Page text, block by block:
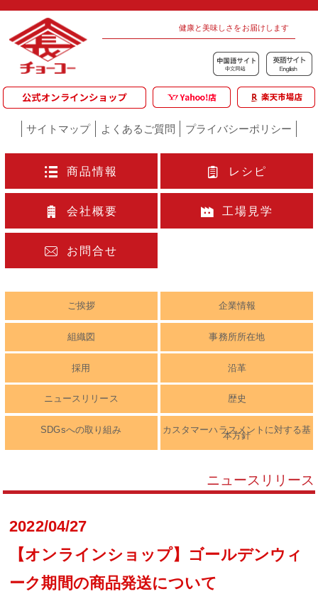
健康と美味しさをお届けします
サイトマップ よくあるご質問 プライバシーポリシー
商品情報 レシピ
会社概要 工場見学
お問合せ
ご挨拶 企業情報
組織図 事務所所在地
採用 沿革
ニュースリリース 歴史
SDGsへの取り組み カスタマーハラスメントに対する基
本方針
ニュースリリース
2022/04/27
【オンラインショップ】ゴールデンウィ
ーク期間の商品発送について